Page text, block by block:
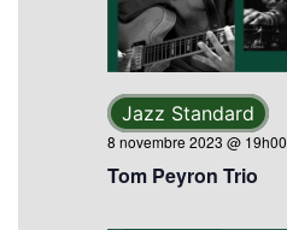
Tom Peyron Trio
8 novembre 2023 @ 19h00
Jazz Standard